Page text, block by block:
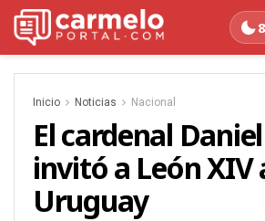
Inicio Noticias Nacional
El cardenal
invitó a León XIV
Uruguay